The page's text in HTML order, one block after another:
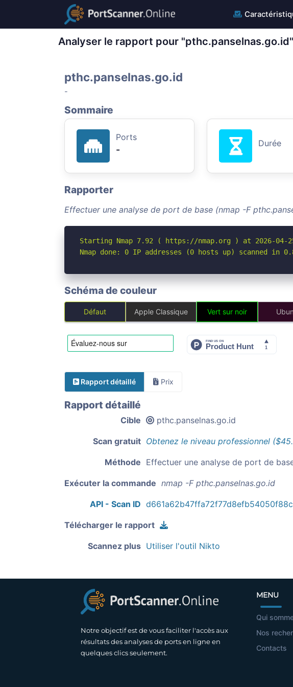
Analyser le rapport pour "pthc.panselnas.go.id"
pthc.panselnas.go.id
-
Sommaire
Ports
-
Durée
Rapporter
Effectuer une analyse de port de base (nmap -F
Starting Nmap 7.92 ( https://nmap.org ) at 2026-04-
Nmap done: 0 IP addresses (0 hosts up) scanned in
Schéma de couleur
Défaut Apple Classique Vert sur noir
Rapport détaillé Prix
Rapport détaillé
Cible pthc.panselnas.go.id
Scan gratuit Obtenez le niveau professionnel
Méthode Effectuer une analyse de port de
Exécuter la commande nmap -F pthc.panselnas.go.id
API - Scan ID
Télécharger le rapport
Scannez plus Utiliser l'outil Nikto
Notre objectif est de vous faciliter l'accès aux
résultats des analyses de ports en ligne en
quelques clics seulement.
MENU
Qui
Nos
Contacts